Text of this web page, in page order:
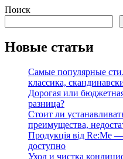
Поиск
Новые статьи
Самые популярные
классика,
Дорогая или
разница?
Стоит ли
преимущества,
Продукція від Re:Me
доступно
Уход и чистка